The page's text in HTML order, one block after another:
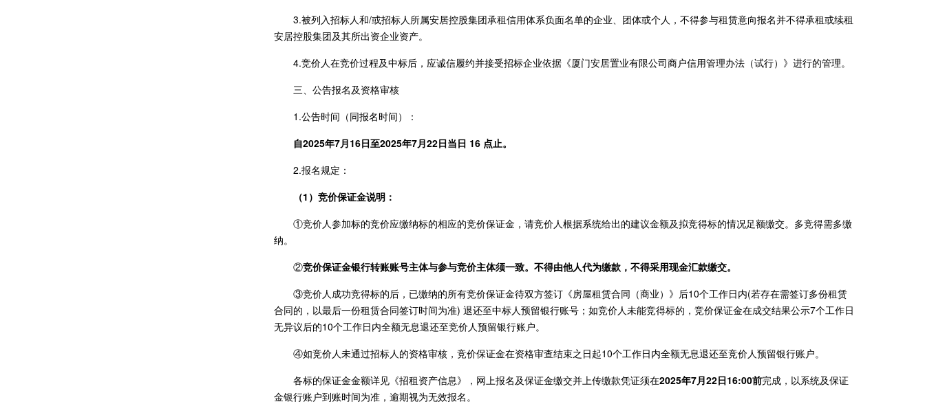
3.被列入招标人和/或招标人所属安居控股集团承租信用体系负面名单的企业、团体或个人，不得参与租赁意向报名并不得承租或续租
安居控股集团及其所出资企业资产。
4.竞价人在竞价过程及中标后，应诚信履约并接受招标企业依据《厦门安居置业有限公司商户信用管理办法（试行）》进行的管理。
三、公告报名及资格审核
1.公告时间（同报名时间）：
自2025年7月16日至2025年7月22日当日 16 点止。
2.报名规定：
（1）竞价保证金说明：
①竞价人参加标的竞价应缴纳标的相应的竞价保证金，请竞价人根据系统给出的建议金额及拟竞得标的情况足额缴交。多竞得需多缴
纳。
②竞价保证金银行转账账号主体与参与竞价主体须一致。不得由他人代为缴款，不得采用现金汇款缴交。
③竞价人成功竞得标的后，已缴纳的所有竞价保证金待双方签订《房屋租赁合同（商业）》后10个工作日内(若存在需签订多份租赁
合同的，以最后一份租赁合同签订时间为准) 退还至中标人预留银行账号；如竞价人未能竞得标的，竞价保证金在成交结果公示7个工作日
无异议后的10个工作日内全额无息退还至竞价人预留银行账户。
④如竞价人未通过招标人的资格审核，竞价保证金在资格审查结束之日起10个工作日内全额无息退还至竞价人预留银行账户。
各标的保证金金额详见《招租资产信息》，网上报名及保证金缴交并上传缴款凭证须在2025年7月22日16:00前完成，以系统及保证
金银行账户到账时间为准，逾期视为无效报名。